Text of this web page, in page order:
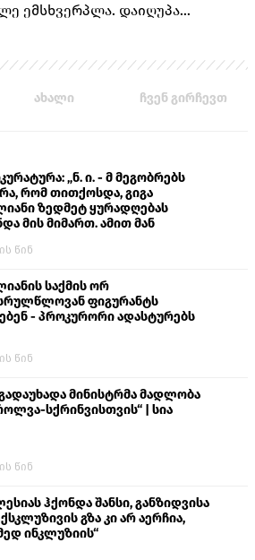
ემსხვერპლა. დაიღუპა
ახალი ჩვენ გირჩევთ
„ნ. ი. - მ მეგობრებს
რომ თითქოსდა, გიგა
ზედმეტ ყურადღებას
მის მიმართ. ამით მან
დასხმოდა გიგა ავალიანს“
წინ
საქმის ორ
ფიგურანტს
- პროკურორი ადასტურებს
წინ
მინისტრმა მადლობა
სქრინვისთვის“ | სია
წინ
ჰქონდა შანსი, განზიდვისა
გზა კი არ აერჩია,
ინკლუზიის“